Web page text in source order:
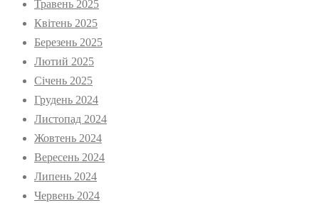
Травень 2025
Квітень 2025
Березень 2025
Лютий 2025
Січень 2025
Грудень 2024
Листопад 2024
Жовтень 2024
Вересень 2024
Липень 2024
Червень 2024